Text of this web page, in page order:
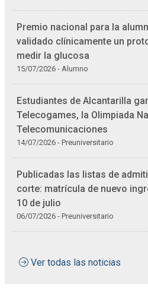
Premio nacional para la
validado clínicamente un
medir la glucosa
15/07/2026 - Alumno
Estudiantes de Alcantarilla
Telecogames, la Olimpiada
Telecomunicaciones
14/07/2026 - Preuniversitario
Publicadas las listas de
corte: matrícula de nuevo
10 de julio
06/07/2026 - Preuniversitario
Ver todas las noticias